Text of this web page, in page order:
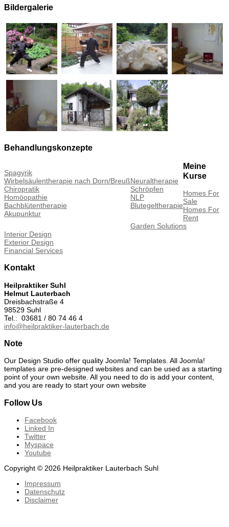
Bildergalerie
Behandlungskonzepte
Spagyrik
Wirbelsäulentherapie nach Dorn/Breuß
Chiropratik
Homöopathie
Bachblütentherapie
Akupunktur
Neuraltherapie
Schröpfen
NLP
Blutegeltherapie
Meine
Kurse
Homes For
Sale
Homes For
Rent
Garden Solutions
Interior Design
Exterior Design
Financial Services
Kontakt
Heilpraktiker Suhl
Helmut Lauterbach
Dreisbachstraße 4
98529 Suhl
Tel.: 03681 / 80 74 46 4
info@heilpraktiker-lauterbach.de
Note
Our Design Studio offer quality Joomla! Templates. All Joomla!
templates are pre-designed websites and can be used as a starting
point of your own website. All you need to do is add your content,
and you are ready to start your own website
Follow Us
Facebook
Linked In
Twitter
Myspace
Youtube
Copyright © 2026 Heilpraktiker Lauterbach Suhl
Impressum
Datenschutz
Disclaimer